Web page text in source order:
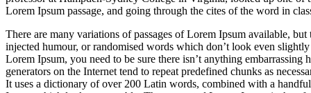
Lorem Ipsum passage, and going through the cites of the word in
There are many variations of passages of Lorem Ipsum available,
injected humour, or randomised words which don’t look even
Lorem Ipsum, you need to be sure there isn’t anything
generators on the Internet tend to repeat predefined chunks as
It uses a dictionary of over 200 Latin words, combined with a